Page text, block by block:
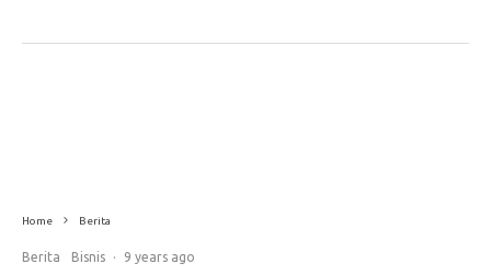
Home Berita
Berita Bisnis · 9 years ago